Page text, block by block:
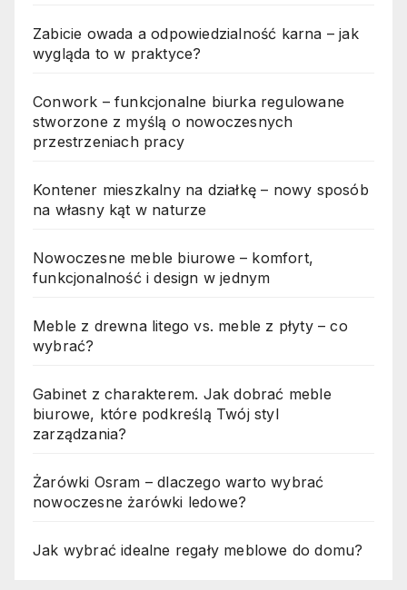
Zabicie owada a odpowiedzialność karna – jak
wygląda to w praktyce?
Conwork – funkcjonalne biurka regulowane
stworzone z myślą o nowoczesnych
przestrzeniach pracy
Kontener mieszkalny na działkę – nowy sposób
na własny kąt w naturze
Nowoczesne meble biurowe – komfort,
funkcjonalność i design w jednym
Meble z drewna litego vs. meble z płyty – co
wybrać?
Gabinet z charakterem. Jak dobrać meble
biurowe, które podkreślą Twój styl
zarządzania?
Żarówki Osram – dlaczego warto wybrać
nowoczesne żarówki ledowe?
Jak wybrać idealne regały meblowe do domu?